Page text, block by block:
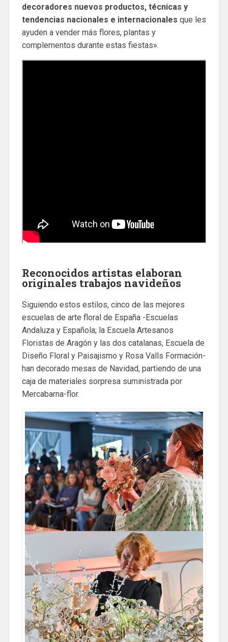
decoradores nuevos productos, técnicas y
tendencias nacionales e internacionales que les
ayuden a vender más flores, plantas y
complementos durante estas fiestas».
Reconocidos artistas elaboran
originales trabajos navideños
Siguiendo estos estilos, cinco de las mejores
escuelas de arte floral de España -Escuelas
Andaluza y Española; la Escuela Artesanos
Floristas de Aragón y las dos catalanas, Escuela de
Diseño Floral y Paisajismo y Rosa Valls Formación-
han decorado mesas de Navidad, partiendo de una
caja de materiales sorpresa suministrada por
Mercabarna-flor.